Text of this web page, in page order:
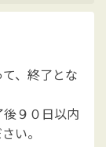
、終了とな
９０日以内
い。